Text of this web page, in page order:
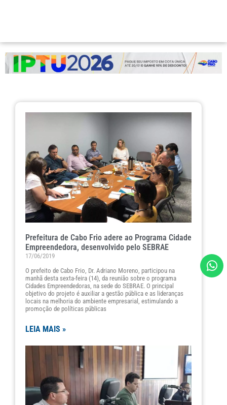
Prefeitura de Cabo Frio adere ao Programa Cidade
Empreendedora, desenvolvido pelo SEBRAE
17/06/2019
O prefeito de Cabo Frio, Dr. Adriano Moreno, participou na
manhã desta sexta-feira (14), da reunião sobre o programa
Cidades Empreendedoras, na sede do SEBRAE. O principal
objetivo do projeto é auxiliar a gestão pública e as lideranças
locais na melhoria do ambiente empresarial, estimulando a
promoção de políticas públicas
LEIA MAIS »